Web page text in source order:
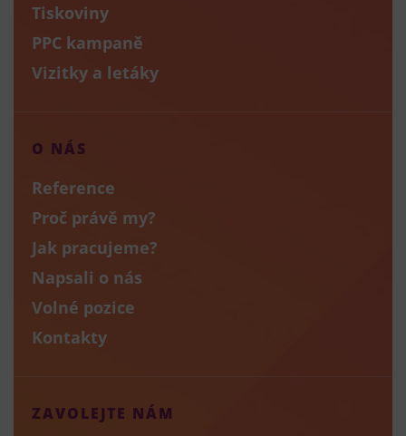
Tiskoviny
PPC kampaně
Vizitky a letáky
O NÁS
Reference
Proč právě my?
Jak pracujeme?
Napsali o nás
Volné pozice
Kontakty
ZAVOLEJTE NÁM